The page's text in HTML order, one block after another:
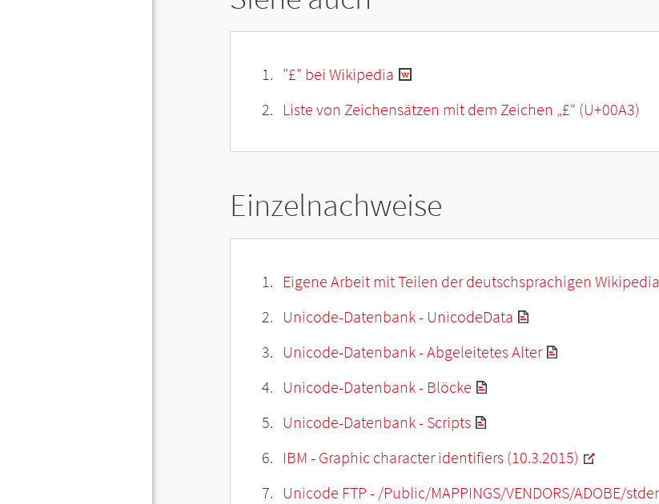
"£" bei Wikipedia
Liste von Zeichensätzen mit dem Zeichen „£“ (U+00A3)
Einzelnachweise
Eigene Arbeit mit Teilen der deutschsprachigen
Unicode-Datenbank - UnicodeData
Unicode-Datenbank - Abgeleitetes Alter
Unicode-Datenbank - Blöcke
Unicode-Datenbank - Scripts
IBM - Graphic character identifiers (10.3.2015)
Unicode FTP - /Public/MAPPINGS/VENDORS/ADOBE/